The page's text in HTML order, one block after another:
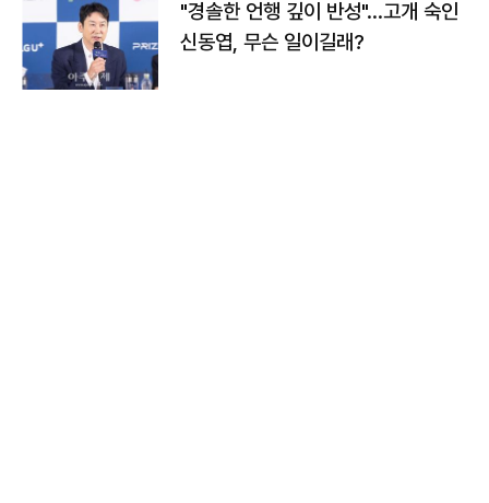
"경솔한 언행 깊이 반성"…고개 숙인
신동엽, 무슨 일이길래?